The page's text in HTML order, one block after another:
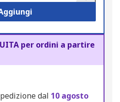
per ordini a partire
dal 10 agosto